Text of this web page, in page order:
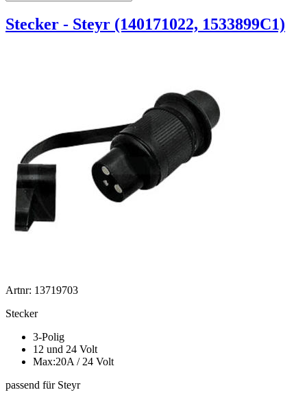
Stecker - Steyr (140171022, 1533899C1)
Artnr: 13719703
Stecker
3-Polig
12 und 24 Volt
Max:20A / 24 Volt
passend für Steyr